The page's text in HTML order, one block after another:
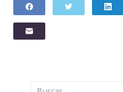
Buscar